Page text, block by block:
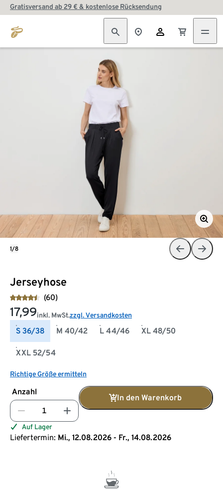
Gratisversand ab 29 € & kostenlose Rücksendung
Jerseyhose
(60)
17,99inkl. MwSt.zzgl. Versandkosten
S 36/38 M 40/42 L 44/46 XL 48/50
XXL 52/54
Richtige Größe ermitteln
Anzahl
In den Warenkorb
Auf Lager
Liefertermin: Mi., 12.08.2026 - Fr., 14.08.2026
1/8